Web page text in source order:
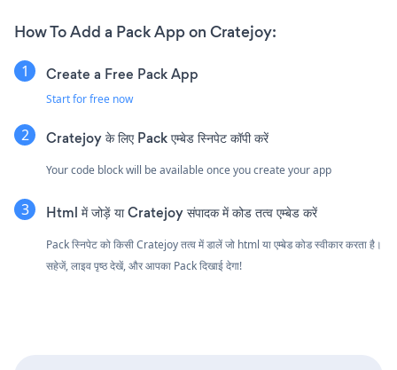
How To Add a Pack App on Cratejoy:
Create a Free Pack App
Start for free now
Cratejoy के लिए Pack एम्बेड स्निपेट कॉपी करें
Your code block will be available once you create your app
Html में जोड़ें या Cratejoy संपादक में कोड तत्व एम्बेड करें
Pack स्निपेट को किसी Cratejoy तत्व में डालें जो html या एम्बेड कोड स्वीकार करता है।
सहेजें, लाइव पृष्ठ देखें, और आपका Pack दिखाई देगा!